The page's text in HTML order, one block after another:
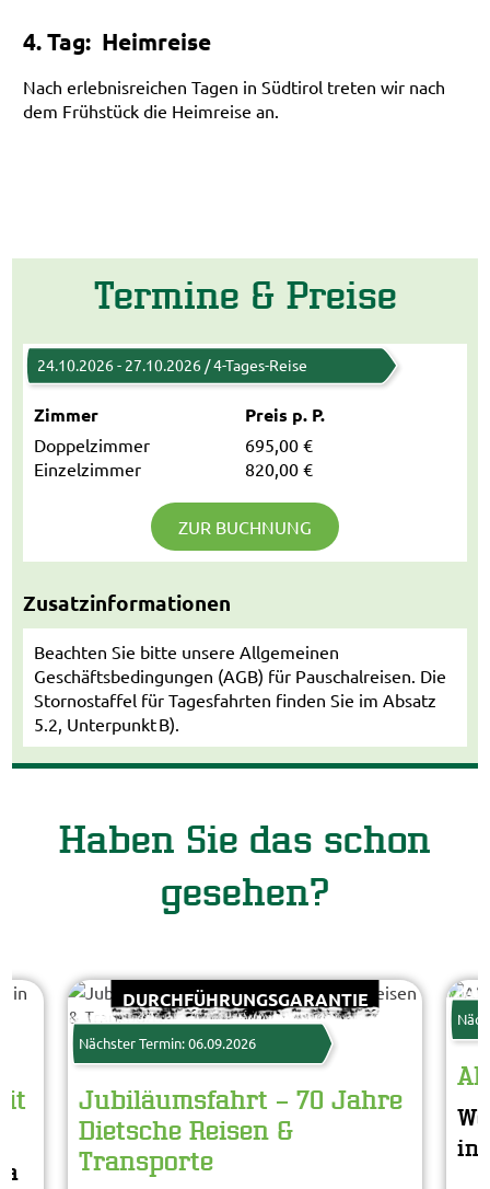
4. Tag: Heimreise
Nach erlebnisreichen Tagen in Südtirol treten wir nach
dem Frühstück die Heimreise an.
Termine & Preise
24.10.2026 - 27.10.2026 / 4-Tages-Reise
Zimmer
Doppelzimmer
Einzelzimmer
Preis p. P.
695,00 €
820,00 €
ZUR BUCHNUNG
Zusatzinformationen
Beachten Sie bitte unsere Allgemeinen
Geschäftsbedingungen (AGB) für Pauschalreisen. Die
Stornostaffel für Tagesfahrten finden Sie im Absatz
5.2, Unterpunkt B).
Haben Sie das schon
gesehen?
DURCHFÜHRUNGSGARANTIE
Nächster Termin: 06.09.2026
Jubiläumsfahrt – 70 Jahre
Dietsche Reisen &
Transporte
in